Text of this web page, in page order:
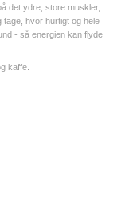
det ydre, store muskler,
tage, hvor hurtigt og hele
- så energien kan flyde
kaffe.